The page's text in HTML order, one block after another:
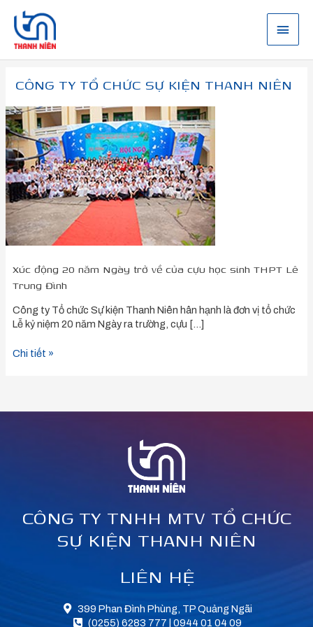
dung
Menu
CÔNG TY TỔ CHỨC SỰ KIỆN THANH NIÊN
Xúc động 20 năm Ngày trở về của cựu học sinh THPT Lê
Trung Đình
Công ty Tổ chức Sự kiện Thanh Niên hân hạnh là đơn vị tổ chức
Lễ kỷ niệm 20 năm Ngày ra trường, cựu […]
Xúc
động
20
năm
Ngày
trở
về
của
cựu
học
THPT
Đình
Chi tiết »
CÔNG TY TNHH MTV TỔ CHỨC
SỰ KIỆN THANH NIÊN
LIÊN HỆ
399 Phan Đình Phùng, TP Quảng Ngãi
(0255) 6283 777 | 0944 01 04 09